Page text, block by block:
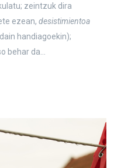
zeintzuk dira
ezean, desistimientoa
handiagoekin);
behar da…